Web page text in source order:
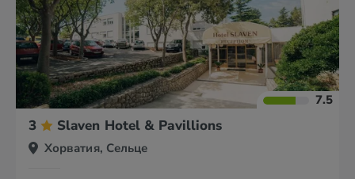
7.5
3 Slaven Hotel & Pavillions
Хорватия, Сельце